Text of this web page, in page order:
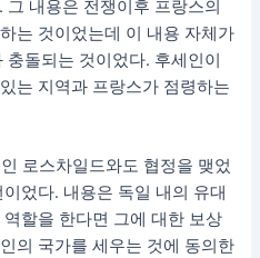
내용은 전쟁이후 프랑스의
는 것이었는데 이 내용 자체가
돌되는 것이었다. 후세인이
는 지역과 프랑스가 점령하는
로스차일드와도 협정을 맺었
었다. 내용은 독일 내의 유대
할을 한다면 그에 대한 보상
의 국가를 세우는 것에 동의한